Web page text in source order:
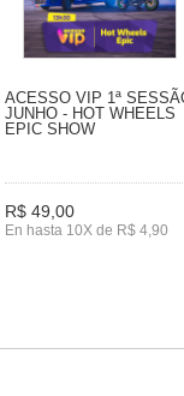
ACESSO VIP 1ª
JUNHO - HOT WHEELS
EPIC SHOW
R$ 49,00
En hasta 10X de R$ 4,90